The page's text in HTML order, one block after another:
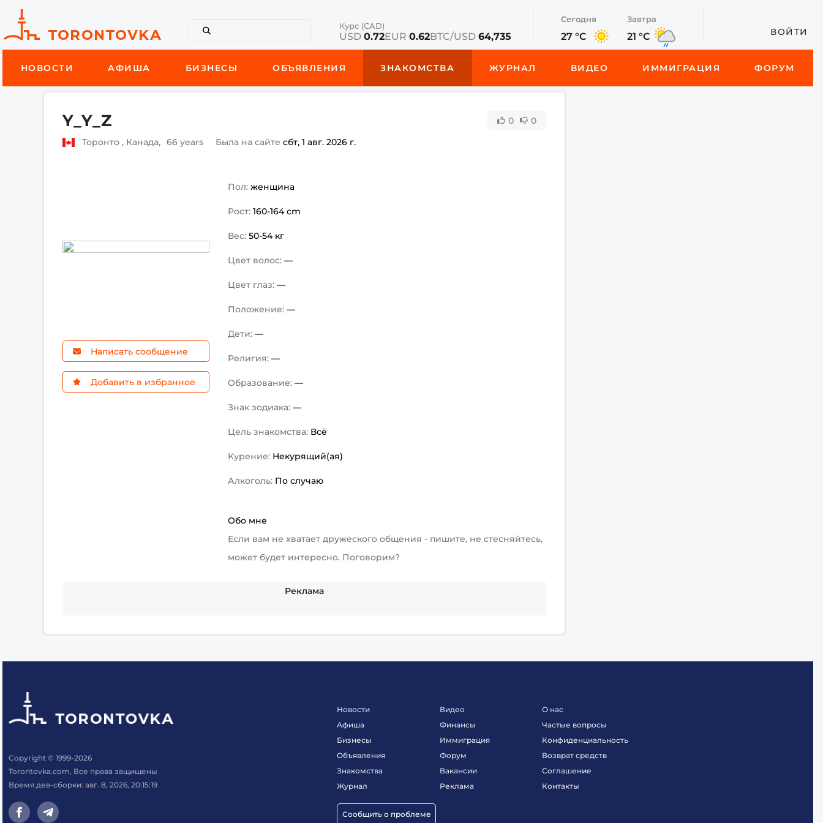
Курс (CAD)
USD 0.72EUR 0.62BTC/USD 64,735
Сегодня
27 °C
Завтра
21 °C ВОЙТИ
НОВОСТИ АФИША БИЗНЕСЫ ОБЪЯВЛЕНИЯ ЗНАКОМСТВА ЖУРНАЛ ВИДЕО ИММИГРАЦИЯ ФОРУМ
Y_Y_Z
Торонто , Канада, 66 years Была на сайтесбт, 1 авг. 2026 г.
0 0
Написать сообщение
Добавить в избранное
Пол:женщина
Рост:160-164 cm
Вес:50-54 кг
Цвет волос:—
Цвет глаз:—
Положение:—
Дети:—
Религия:—
Образование:—
Знак зодиака:—
Цель знакомства: Всё
Курение: Некурящий(ая)
Алкоголь: По случаю
Обо мне
Если вам не хватает дружеского общения - пишите, не стесняйтесь,
может будет интересно. Поговорим?
Реклама
Copyright © 1999-2026
Torontovka.com, Все права защищены
Время дев-сборки: авг. 8, 2026, 20:15:19
Новости
Афиша
Бизнесы
Объявления
Знакомства
Журнал
Сообщить о проблеме
Видео
Финансы
Иммиграция
Форум
Вакансии
Реклама
О нас
Частые вопросы
Конфиденциальность
Возврат средств
Соглашение
Контакты